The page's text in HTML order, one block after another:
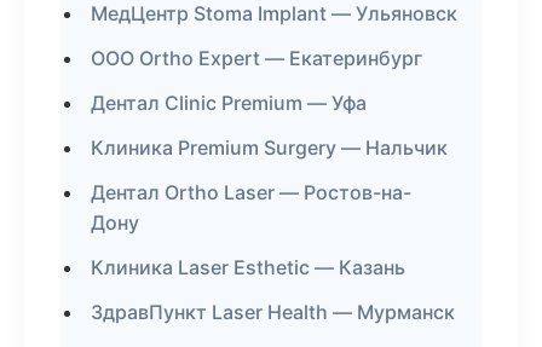
МедЦентр Stoma Implant — Ульяновск
ООО Ortho Expert — Екатеринбург
Дентал Clinic Premium — Уфа
Клиника Premium Surgery — Нальчик
Дентал Ortho Laser — Ростов-на-
Дону
Клиника Laser Esthetic — Казань
ЗдравПункт Laser Health — Мурманск